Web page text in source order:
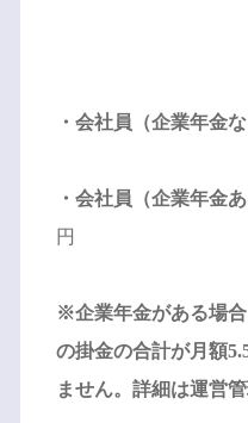
・会社員（企業年金な
・会社員（企業年金
円
※企業年金がある場
の掛金の合計が月額
ません。詳細は運営